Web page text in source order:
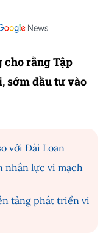
cho rằng Tập
sớm đầu tư vào
với Đài Loan
nhân lực vi mạch
tảng phát triển vi